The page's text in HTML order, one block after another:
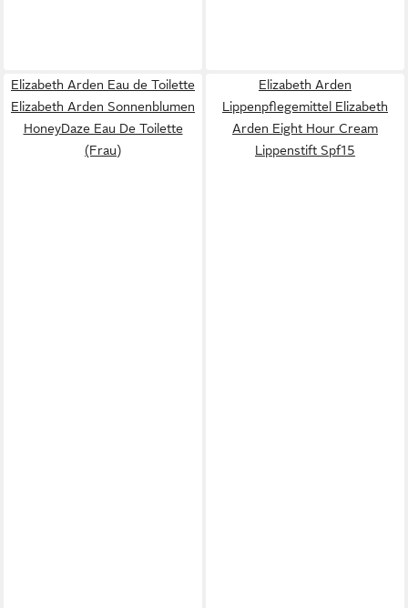
Elizabeth Arden Eau de Toilette
Elizabeth Arden Sonnenblumen
HoneyDaze Eau De Toilette
(Frau)
Elizabeth Arden
Lippenpflegemittel Elizabeth
Arden Eight Hour Cream
Lippenstift Spf15